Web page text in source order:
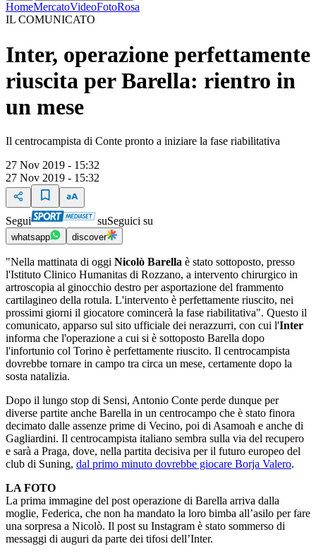
HomeMercatoVideoFotoRosa
IL COMUNICATO
Inter, operazione perfettamente
riuscita per Barella: rientro in
un mese
Il centrocampista di Conte pronto a iniziare la fase riabilitativa
27 Nov 2019 - 15:32
27 Nov 2019 - 15:32
Segui suSeguici su
whatsapp discover
"Nella mattinata di oggi Nicolò Barella è stato sottoposto, presso
l'Istituto Clinico Humanitas di Rozzano, a intervento chirurgico in
artroscopia al ginocchio destro per asportazione del frammento
cartilagineo della rotula. L'intervento è perfettamente riuscito, nei
prossimi giorni il giocatore comincerà la fase riabilitativa". Questo il
comunicato, apparso sul sito ufficiale dei nerazzurri, con cui l'Inter
informa che l'operazione a cui si è sottoposto Barella dopo
l'infortunio col Torino è perfettamente riuscito. Il centrocampista
dovrebbe tornare in campo tra circa un mese, certamente dopo la
sosta natalizia.
Dopo il lungo stop di Sensi, Antonio Conte perde dunque per
diverse partite anche Barella in un centrocampo che è stato finora
decimato dalle assenze prime di Vecino, poi di Asamoah e anche di
Gagliardini. Il centrocampista italiano sembra sulla via del recupero
e sarà a Praga, dove, nella partita decisiva per il futuro europeo del
club di Suning, dal primo minuto dovrebbe giocare Borja Valero.
LA FOTO
La prima immagine del post operazione di Barella arriva dalla
moglie, Federica, che non ha mandato la loro bimba all’asilo per fare
una sorpresa a Nicolò. Il post su Instagram è stato sommerso di
messaggi di auguri da parte dei tifosi dell’Inter.